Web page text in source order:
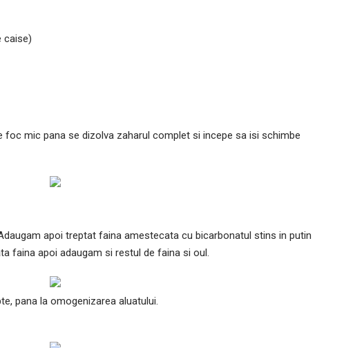
caise)
mic pana se dizolva zaharul complet si incepe sa isi schimbe
apoi treptat faina amestecata cu bicarbonatul stins in putin
faina apoi adaugam si restul de faina si oul.
pana la omogenizarea aluatului.